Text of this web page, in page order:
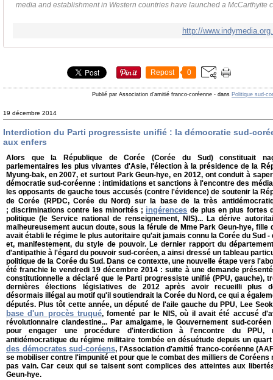
media and establishment in Western countries have launched a McCarthyite
http://
Repost 0
Publié par Association d'amitié franco-coréenne - dans Politique sud-
19 décembre 2014
Interdiction du Parti progressiste unifié : la démocratie sud-
aux enfers
Alors que la République de Corée (Corée du Sud) constituait
parlementaires les plus vivantes d'Asie, l'élection à la présidence de la
Myung-bak, en 2007, et surtout Park Geun-hye, en 2012, ont conduit à
démocratie sud-coréenne : intimidations et sanctions à l'encontre des
les opposants de gauche tous accusés (contre l'évidence) de soutenir la
de Corée (RPDC, Corée du Nord) sur la base de la très
; discriminations contre les minorités ; ingérences de plus en plus fortes
politique (le Service national de renseignement, NIS)... La dérive
malheureusement aucun doute, sous la férule de Mme Park Geun-hye, fille
avait établi le régime le plus autoritaire qu'ait jamais connu la Corée du Sud
et, manifestement, du style de pouvoir. Le dernier rapport du
d'antipathie à l'égard du pouvoir sud-coréen, a ainsi dressé un tableau
politique de la Corée du Sud. Dans ce contexte, une nouvelle étape vers
été franchie le vendredi 19 décembre 2014 : suite à une demande
constitutionnelle a déclaré que le Parti progressiste unifié (PPU, gauche),
dernières élections législatives de 2012 après avoir recueilli plus
désormais illégal au motif qu'il soutiendrait la Corée du Nord, ce qui a
députés. Plus tôt cette année, un député de l'aile gauche du PPU, Lee
base d'un procès truqué, fomenté par le NIS, où il avait été accusé
révolutionnaire clandestine... Par amalgame, le Gouvernement sud-
pour engager une procédure d'interdiction à l'encontre du PPU,
antidémocratique du régime militaire tombée en désuétude depuis un
des démocrates sud-coréens, l'Association d'amitié franco-coréenne
se mobiliser contre l'impunité et pour que le combat des milliers de
pas vain. Car ceux qui se taisent sont complices des atteintes aux
Geun-hye.